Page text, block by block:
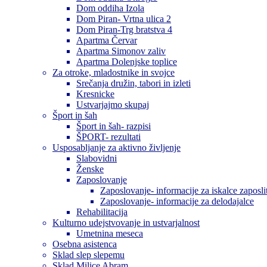
Dom oddiha Izola
Dom Piran- Vrtna ulica 2
Dom Piran-Trg bratstva 4
Apartma Červar
Apartma Simonov zaliv
Apartma Dolenjske toplice
Za otroke, mladostnike in svojce
Srečanja družin, tabori in izleti
Kresnicke
Ustvarjajmo skupaj
Šport in šah
Šport in šah- razpisi
ŠPORT- rezultati
Usposabljanje za aktivno življenje
Slabovidni
Ženske
Zaposlovanje
Zaposlovanje- informacije za iskalce
Zaposlovanje- informacije za delodajalce
Rehabilitacija
Kulturno udejstvovanje in ustvarjalnost
Umetnina meseca
Osebna asistenca
Sklad slep slepemu